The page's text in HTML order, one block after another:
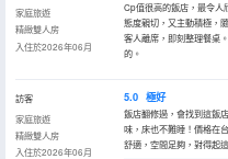
家庭旅遊
精緻雙人房
入住於2026年06月
Cp值很高的飯店，最令人
態度親切，又主動積極，
客人離席，即刻整理餐桌
的。
訪客
家庭旅遊
精緻雙人房
入住於2026年06月
5.0 極好
飯店翻修過，會找到這飯
味，床也不難睡！價格在
舒適，空間足夠，對得起